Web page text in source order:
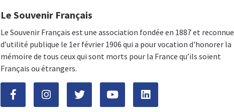
Le Souvenir Français
Le Souvenir Français est une association fondée en 1887 et reconnue
d’utilité publique le 1er février 1906 qui a pour vocation d'honorer la
mémoire de tous ceux qui sont morts pour la France qu’ils soient
Français ou étrangers.